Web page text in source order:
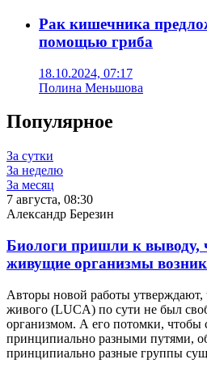
Рак кишечника
помощью гриба
18.10.2024, 07:17
Полина Меньшова
Популярное
За сутки
За неделю
За месяц
7 августа, 08:30
Александр Березин
Биологи пришли к выводу,
живущие организмы
Авторы новой работы утверждают,
живого (LUCA) по сути не был
организмом. А его потомки, чтобы
принципиально разными путями,
принципиально разные группы